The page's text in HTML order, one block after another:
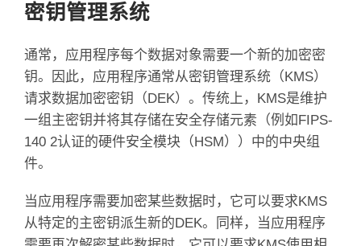
密钥管理系统
通常，应用程序每个数据对象需要一个新的加密密
钥。
因此，应用程序通常从密钥管理系统（KMS）
请求数据加密密钥（DEK）。 传统上，KMS是维护
一组主密钥并将其存储在安全存储元素（例如FIPS-
140 2认证的硬件安全模块（HSM））中的中央组
件。
当应用程序需要加密某些数据时，它可以要求KMS
从特定的主密钥派生新的DEK。
同样，当应用程序